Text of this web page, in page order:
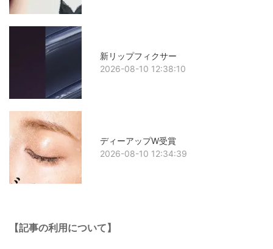
新リップフィクサー
2026-08-10 12:38:10
ディーアップW受賞
2026-08-10 12:34:39
【記事の利用について】